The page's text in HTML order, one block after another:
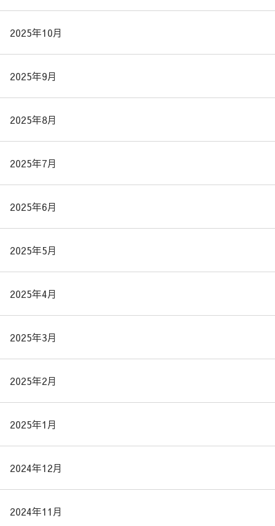
2025年10月
2025年9月
2025年8月
2025年7月
2025年6月
2025年5月
2025年4月
2025年3月
2025年2月
2025年1月
2024年12月
2024年11月